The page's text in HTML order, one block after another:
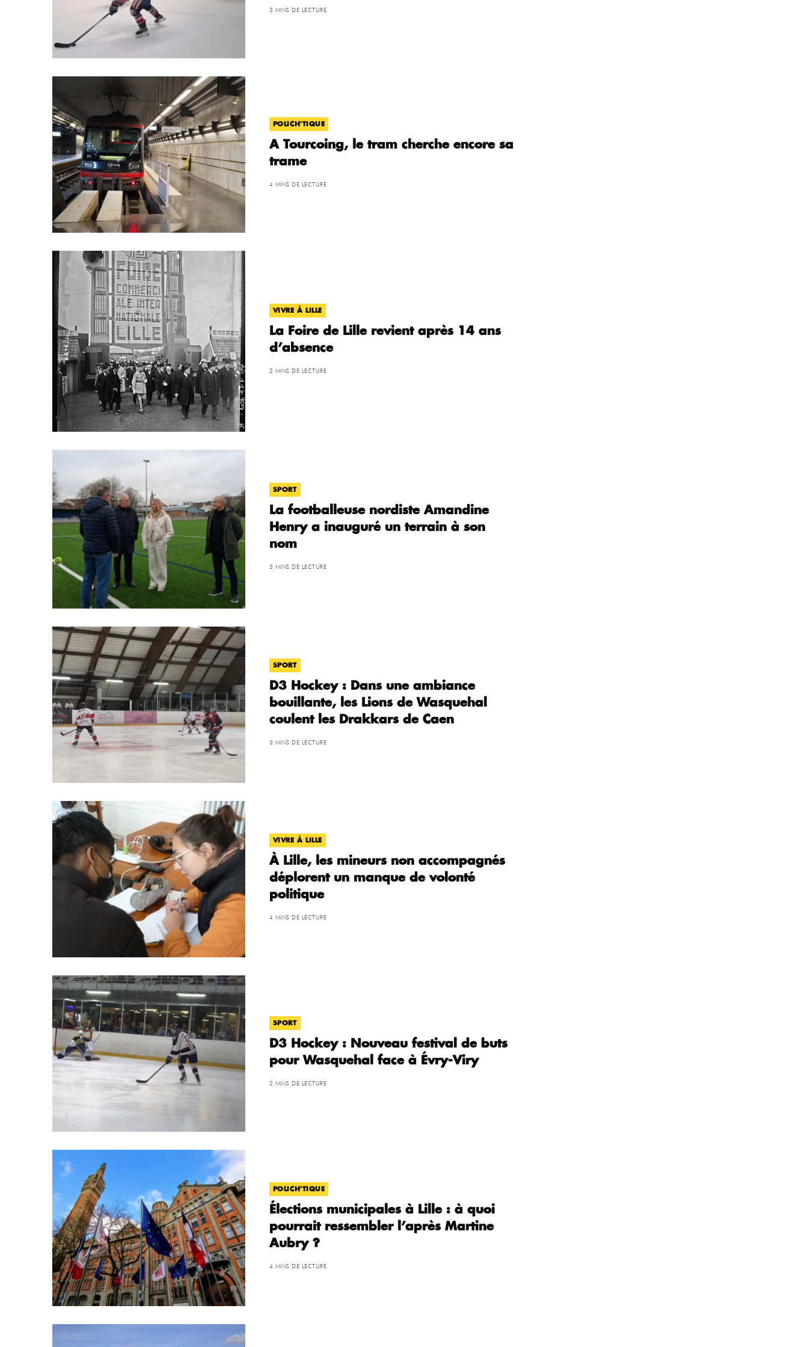
3 MINS DE LECTURE
POLICH'TIQUE
A Tourcoing, le tram cherche encore sa
trame
4 MINS DE LECTURE
VIVRE À LILLE
La Foire de Lille revient après 14 ans
d’absence
2 MINS DE LECTURE
SPORT
La footballeuse nordiste Amandine
Henry a inauguré un terrain à son
nom
3 MINS DE LECTURE
SPORT
D3 Hockey : Dans une ambiance
bouillante, les Lions de Wasquehal
coulent les Drakkars de Caen
3 MINS DE LECTURE
VIVRE À LILLE
À Lille, les mineurs non accompagnés
déplorent un manque de volonté
politique
4 MINS DE LECTURE
SPORT
D3 Hockey : Nouveau festival de buts
pour Wasquehal face à Évry-Viry
2 MINS DE LECTURE
POLICH'TIQUE
Élections municipales à Lille : à quoi
pourrait ressembler l’après Martine
Aubry ?
4 MINS DE LECTURE